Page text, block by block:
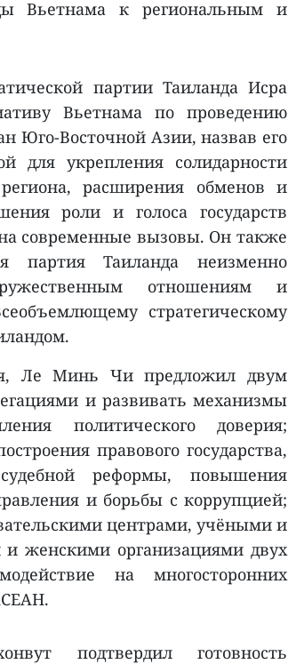
Вьетнама к региональным и
партии Таиланда Исра
Вьетнама по проведению
Юго-Восточной Азии, назвав его
для укрепления солидарности
расширения обменов и
роли и голоса государств
современные вызовы. Он также
партия Таиланда неизменно
отношениям и
стратегическому
Ле Минь Чи предложил двум
и развивать механизмы
политического доверия;
правового государства,
судебной реформы, повышения
и борьбы с коррупцией;
центрами, учёными и
женскими организациями двух
на многосторонних
подтвердил готовность